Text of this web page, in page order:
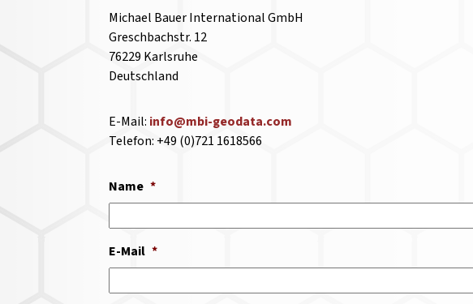
Michael Bauer International GmbH
Greschbachstr. 12
76229 Karlsruhe
Deutschland
E-Mail: info@mbi-geodata.com
Telefon: +49 (0)721 1618566
Name *
E-Mail *